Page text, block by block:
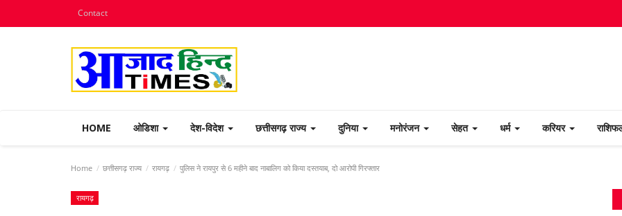
Contact
HOME ओडिशा देश-विदेश छत्तीसगढ़ राज्य दुनिया मनोरंजन सेहत धर्म करियर
Home छत्तीसगढ़ राज्य रायगढ़ पुलिस ने रायपुर से 6 महीने बाद नाबालिग को किया दस्तयाब, दो आरोपी गिरफ्तार
रायगढ़